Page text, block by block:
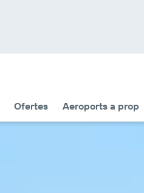
Ofertes Aeroports a prop